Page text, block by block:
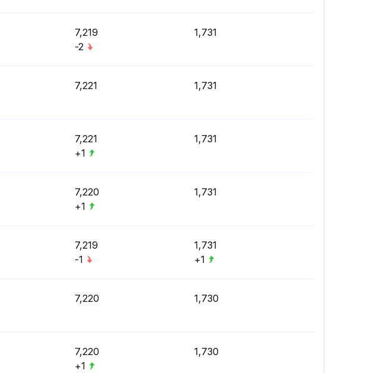
7,219
-2
1,731
7,221 1,731
7,221
+1
1,731
7,220
+1
1,731
7,219
-1
1,731
+1
7,220 1,730
7,220
+1
1,730